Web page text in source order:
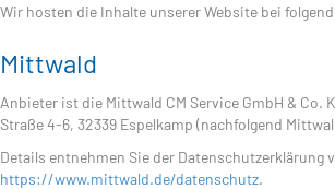
Wir hosten die Inhalte unserer Website bei
Mittwald
Anbieter ist die Mittwald CM Service GmbH & Co.
Straße 4-6, 32339 Espelkamp (nachfolgend
Details entnehmen Sie der Datenschutzerklärung
https://www.mittwald.de/datenschutz.